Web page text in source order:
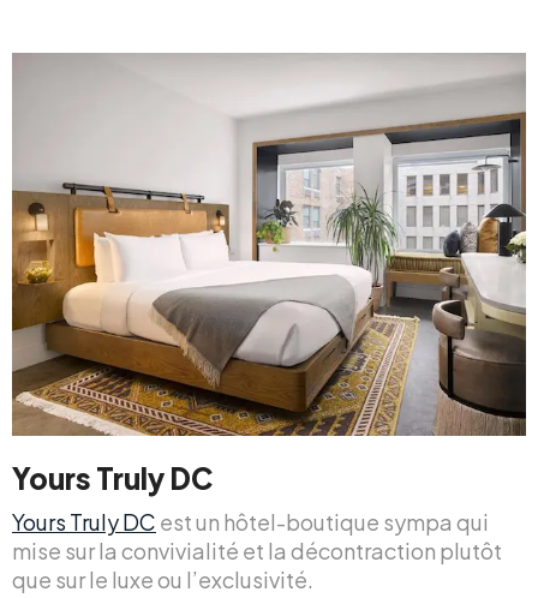
Yours Truly DC
Yours Truly DC est un hôtel-boutique sympa qui
mise sur la convivialité et la décontraction plutôt
que sur le luxe ou l’exclusivité.